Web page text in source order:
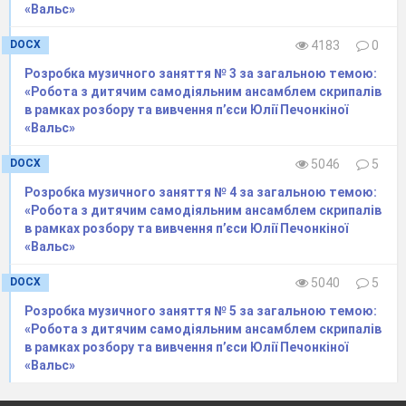
На кожній долоні підписано: «Юра»
Та тільки устиг замахнутись щосили
- Під ноги хлоп´ятам книжки полетіли,
Всіма сторінками сплеснули від ляку:
- Ой, хто угамує цього розбишаку?
Учитель показує Волгу накарті,
А він вимальовує «Волгу» на парті.
Учитель диктує задачу про поїзд,
А наш замазура записує: «Пояс»
Та ще ображається потім:
Ще й лапами кожну сторінку торкала.
І що там таке - не вчитаєш нічого.
Скажіть, ви не бачили хлопця такого?
Чи, може, когось, хто у вас на прикметі,
Ви зараз у ціму пізнали портреті?
«Вальс»
DOCX 4183
0
Розробка музичного заняття № 3 за загальною темою:
«Робота з дитячим самодіяльним ансамблем скрипалів
в рамках розбору та вивчення п’єси Юлії Печонкіної
«Вальс»
DOCX 5046
5
Розробка музичного заняття № 4 за загальною темою:
«Робота з дитячим самодіяльним ансамблем скрипалів
в рамках розбору та вивчення п’єси Юлії Печонкіної
«Вальс»
DOCX 5040
5
Розробка музичного заняття № 5 за загальною темою:
«Робота з дитячим самодіяльним ансамблем скрипалів
в рамках розбору та вивчення п’єси Юлії Печонкіної
«Вальс»